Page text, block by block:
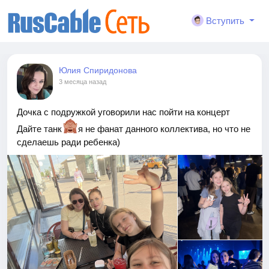
Вступить
Юлия Спиридонова
3 месяца назад
Дочка с подружкой уговорили нас пойти на концерт
Дайте танк
я не фанат данного коллектива, но что не
сделаешь ради ребенка)